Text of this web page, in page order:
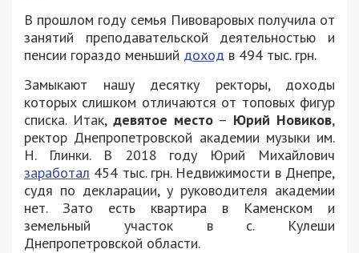
В прошлом году семья Пивоваровых получила от
занятий преподавательской деятельностью и
пенсии гораздо меньший доход в 494 тыс. грн.
Замыкают нашу десятку ректоры, доходы
которых слишком отличаются от топовых фигур
списка. Итак, девятое место– Юрий Новиков,
ректор Днепропетровской академии музыки им.
Н. Глинки. В 2018 году Юрий Михайлович
заработал 454 тыс. грн. Недвижимости в Днепре,
судя по декларации, у руководителя академии
нет. Зато есть квартира в Каменском и
земельный участок в с. Кулеши
Днепропетровской области.